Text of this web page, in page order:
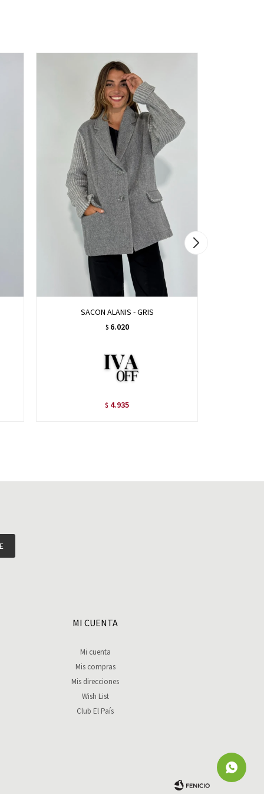
SACON ALANIS - GRIS
$ 6.020
$ 4.935
MI CUENTA
Mi cuenta
Mis compras
Mis direcciones
Wish List
Club El País